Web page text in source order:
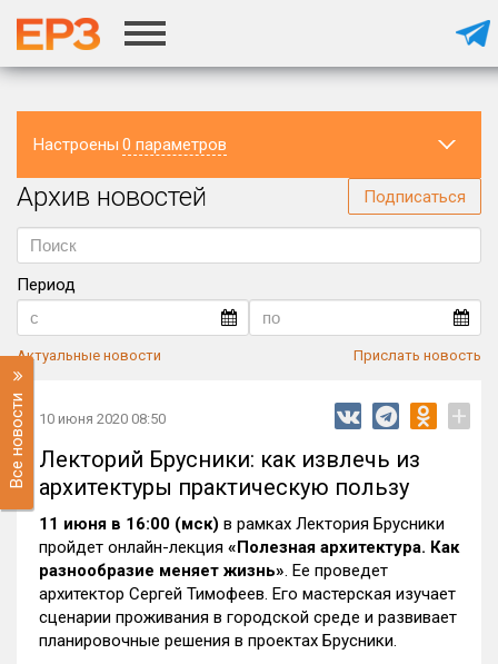
Настроены 0 параметров
Регион
Архив новостей Подписаться
Период
Актуальные новости Прислать новость
Все новости 10 июня 2020 08:50 +
Лекторий Брусники: как извлечь из
архитектуры практическую пользу
11 июня в 16:00 (мск) в рамках Лектория Брусники
пройдет онлайн-лекция «Полезная архитектура. Как
разнообразие меняет жизнь». Ее проведет
архитектор Сергей Тимофеев. Его мастерская изучает
сценарии проживания в городской среде и развивает
планировочные решения в проектах Брусники.